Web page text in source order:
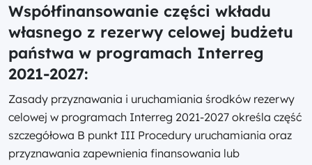
Współfinansowanie części wkładu
własnego z rezerwy celowej budżetu
państwa w programach Interreg
2021-2027:
Zasady przyznawania i uruchamiania środków rezerwy
celowej w programach Interreg 2021-2027 określa część
szczegółowa B punkt III Procedury uruchamiania oraz
przyznawania zapewnienia finansowania lub